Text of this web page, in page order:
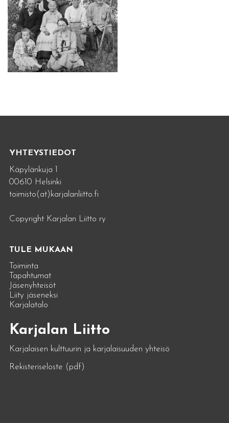
YHTEYSTIEDOT
Käpylänkuja 1
00610 Helsinki
toimisto(at)karjalanliitto.fi
Copyright Karjalan Liitto ry
TULE MUKAAN
Toiminta
Tapahtumat
Jäsenyhteisöt
Liity jäseneksi
Karjalatalo
Karjalan Liitto
Karjalaisen kulttuurin ja karjalaisuuden yhteisö
Rekisteriseloste (pdf)